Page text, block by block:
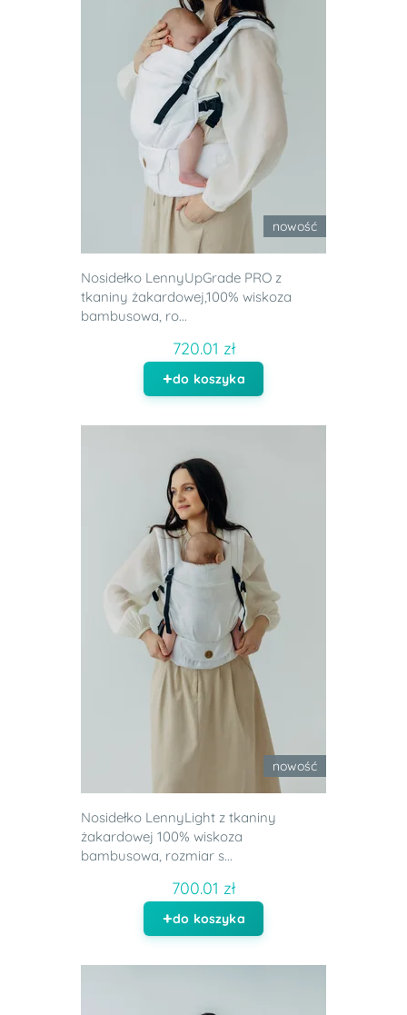
nowość
Nosidełko LennyUpGrade PRO z
tkaniny żakardowej,100% wiskoza
bambusowa, ro...
720.01 zł
do koszyka
nowość
Nosidełko LennyLight z tkaniny
żakardowej 100% wiskoza
bambusowa, rozmiar s...
700.01 zł
do koszyka